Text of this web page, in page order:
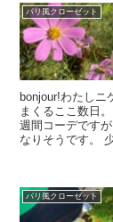
パリ風クローゼット
bonjour!わたしニ
まくるここ数日
週間コーデです
なりそうです。
パリ風クローゼット